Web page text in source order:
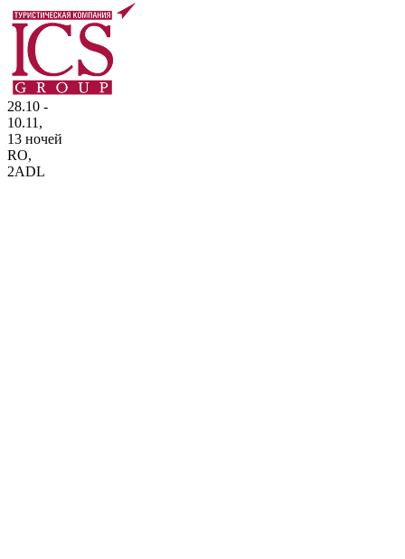
28.10 -
10.11,
13 ночей
RO,
2ADL